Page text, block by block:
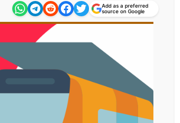
Add as a preferred
source on Google